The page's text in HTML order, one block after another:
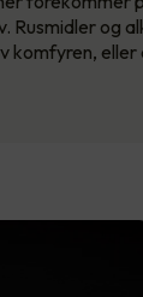
Rusmidler og
komfyren, eller